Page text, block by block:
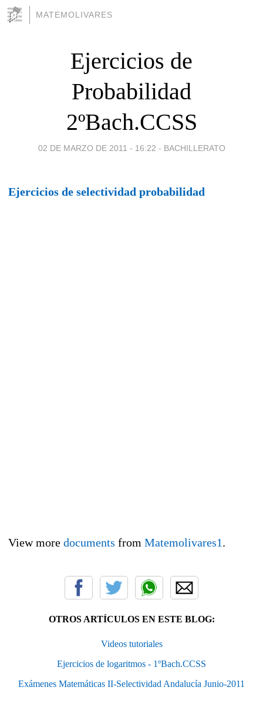
MATEMOLIVARES
Ejercicios de
Probabilidad
2ºBach.CCSS
02 DE MARZO DE 2011 - 16:22 - BACHILLERATO
Ejercicios de selectividad probabilidad
View more documents from Matemolivares1.
OTROS ARTÍCULOS EN ESTE BLOG:
Videos tutoriales
Ejercicios de logaritmos - 1ºBach.CCSS
Exámenes Matemáticas II-Selectividad Andalucía Junio-2011